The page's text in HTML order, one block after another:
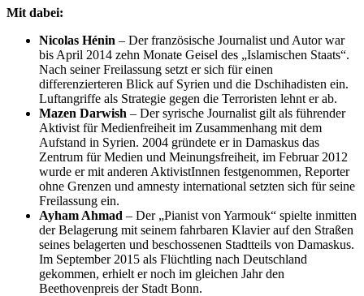
Mit dabei:
Nicolas Hénin – Der französische Journalist und Autor war
bis April 2014 zehn Monate Geisel des „Islamischen Staats“.
Nach seiner Freilassung setzt er sich für einen
differenzierteren Blick auf Syrien und die Dschihadisten ein.
Luftangriffe als Strategie gegen die Terroristen lehnt er ab.
Mazen Darwish – Der syrische Journalist gilt als führender
Aktivist für Medienfreiheit im Zusammenhang mit dem
Aufstand in Syrien. 2004 gründete er in Damaskus das
Zentrum für Medien und Meinungsfreiheit, im Februar 2012
wurde er mit anderen AktivistInnen festgenommen, Reporter
ohne Grenzen und amnesty international setzten sich für seine
Freilassung ein.
Ayham Ahmad – Der „Pianist von Yarmouk“ spielte inmitten
der Belagerung mit seinem fahrbaren Klavier auf den Straßen
seines belagerten und beschossenen Stadtteils von Damaskus.
Im September 2015 als Flüchtling nach Deutschland
gekommen, erhielt er noch im gleichen Jahr den
Beethovenpreis der Stadt Bonn.